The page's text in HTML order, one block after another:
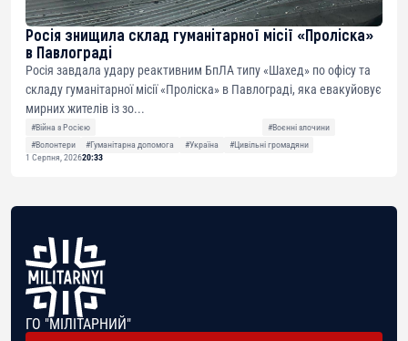
Росія знищила склад гуманітарної місії «Проліска»
в Павлограді
Росія завдала удару реактивним БпЛА типу «Шахед» по офісу та
складу гуманітарної місії «Проліска» в Павлограді, яка евакуйовує
мирних жителів із зо...
#Війна з Росією
#Воєнні злочини
#Волонтери
#Гуманітарна допомога #Україна
#Цивільні громадяни
1 Серпня, 202620:33
ГО "МІЛІТАРНИЙ"